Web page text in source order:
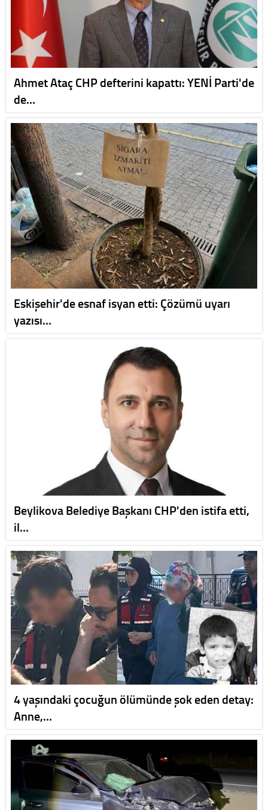
Ahmet Ataç CHP defterini kapattı: YENİ Parti'de
de…
Eskişehir'de esnaf isyan etti: Çözümü uyarı
yazısı…
Beylikova Belediye Başkanı CHP'den istifa etti,
il…
4 yaşındaki çocuğun ölümünde şok eden detay:
Anne,…